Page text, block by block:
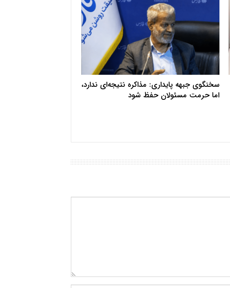
سخنگوی جبهه پایداری: مذاکره نتیجه‌ای ندارد،
اما حرمت مسئولان حفظ شود